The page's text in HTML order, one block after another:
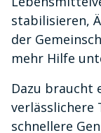
stabilisieren,
der
mehr Hilfe
Dazu braucht
verlässlichere
schnellere